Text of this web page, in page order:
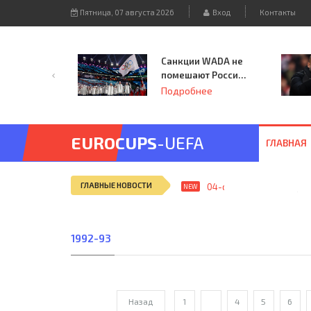
Пятница, 07 августа 2026 Вход Контакты
Санкции WADA не
помешают России
принять
Подробнее
EUROCUPS-UEFA ГЛАВНАЯ
ГЛАВНЫЕ НОВОСТИ NEW 04-сен, 12:25
1992-93
Назад 1 4 5 6